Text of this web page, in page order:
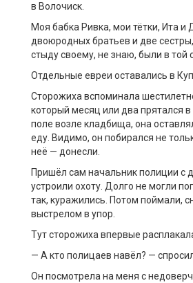
в Волочиск.
Моя бабка Ривка, мои тётки, Ита и
двоюродных братьев и две
стыду своему, не знаю, были в той
Отдельные евреи оставались в
Сторожиха вспоминала
который месяц или два прятался
поле возле кладбища, она
еду. Видимо, он побирался не
неё — донесли.
Пришёл сам начальник полиции с
устроили охоту. Долго не могли
так, куражились. Потом поймали,
выстрелом в упор.
Тут сторожиха впервые
— А кто полицаев навёл? —
Он посмотрела на меня с